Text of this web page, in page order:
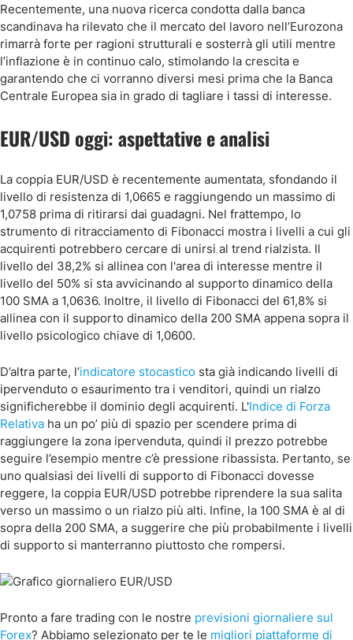
Recentemente, una nuova ricerca condotta dalla banca
scandinava ha rilevato che il mercato del lavoro nell’Eurozona
rimarrà forte per ragioni strutturali e sosterrà gli utili mentre
l’inflazione è in continuo calo, stimolando la crescita e
garantendo che ci vorranno diversi mesi prima che la Banca
Centrale Europea sia in grado di tagliare i tassi di interesse.
EUR/USD oggi: aspettative e analisi
La coppia EUR/USD è recentemente aumentata, sfondando il
livello di resistenza di 1,0665 e raggiungendo un massimo di
1,0758 prima di ritirarsi dai guadagni. Nel frattempo, lo
strumento di ritracciamento di Fibonacci mostra i livelli a cui gli
acquirenti potrebbero cercare di unirsi al trend rialzista. Il
livello del 38,2% si allinea con l'area di interesse mentre il
livello del 50% si sta avvicinando al supporto dinamico della
100 SMA a 1,0636. Inoltre, il livello di Fibonacci del 61,8% si
allinea con il supporto dinamico della 200 SMA appena sopra il
livello psicologico chiave di 1,0600.
D’altra parte, l’indicatore stocastico sta già indicando livelli di
ipervenduto o esaurimento tra i venditori, quindi un rialzo
significherebbe il dominio degli acquirenti. L'Indice di Forza
Relativa ha un po’ più di spazio per scendere prima di
raggiungere la zona ipervenduta, quindi il prezzo potrebbe
seguire l’esempio mentre c’è pressione ribassista. Pertanto, se
uno qualsiasi dei livelli di supporto di Fibonacci dovesse
reggere, la coppia EUR/USD potrebbe riprendere la sua salita
verso un massimo o un rialzo più alti. Infine, la 100 SMA è al di
sopra della 200 SMA, a suggerire che più probabilmente i livelli
di supporto si manterranno piuttosto che rompersi.
Pronto a fare trading con le nostre previsioni giornaliere sul
Forex? Abbiamo selezionato per te le migliori piattaforme di